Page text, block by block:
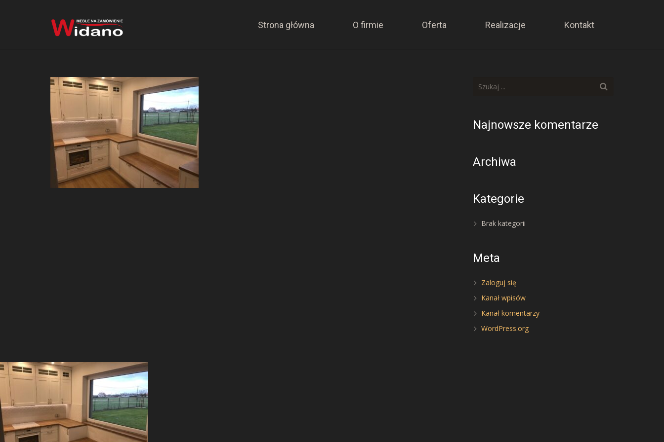
Strona główna O firmie Oferta Realizacje Kontakt
Najnowsze komentarze
Archiwa
Kategorie
Brak kategorii
Meta
Zaloguj się
Kanał wpisów
Kanał komentarzy
WordPress.org